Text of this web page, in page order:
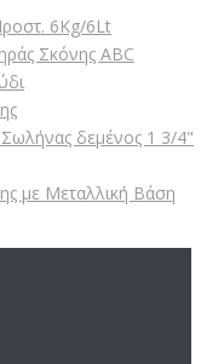
6Kg/6Lt
Σκόνης ABC
δεμένος 1 3/4"
με Μεταλλική Βάση